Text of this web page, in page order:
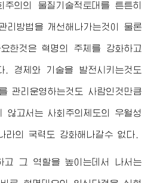
의의 물질기술적토대를 튼튼히
리방법을 개선해나가는것이 물론
한것은 혁명의 주체를 강화하고
. 경제와 기술을 발전시키는것도
관리운영하는것도 사람인것만큼
않고서는 사회주의제도의 우월성
라의 국력도 강화해나갈수 없다.
고 그 역할을 높이는데서 나서는